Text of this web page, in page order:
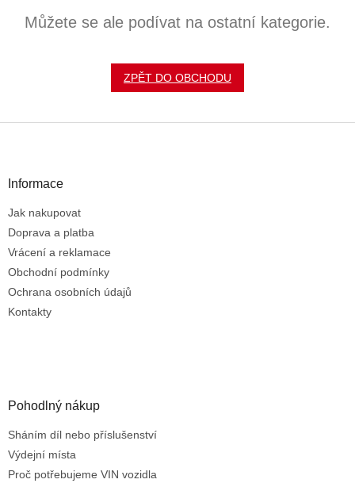
Můžete se ale podívat na ostatní kategorie.
ZPĚT DO OBCHODU
Informace
Jak nakupovat
Doprava a platba
Vrácení a reklamace
Obchodní podmínky
Ochrana osobních údajů
Kontakty
Pohodlný nákup
Sháním díl nebo příslušenství
Výdejní místa
Proč potřebujeme VIN vozidla